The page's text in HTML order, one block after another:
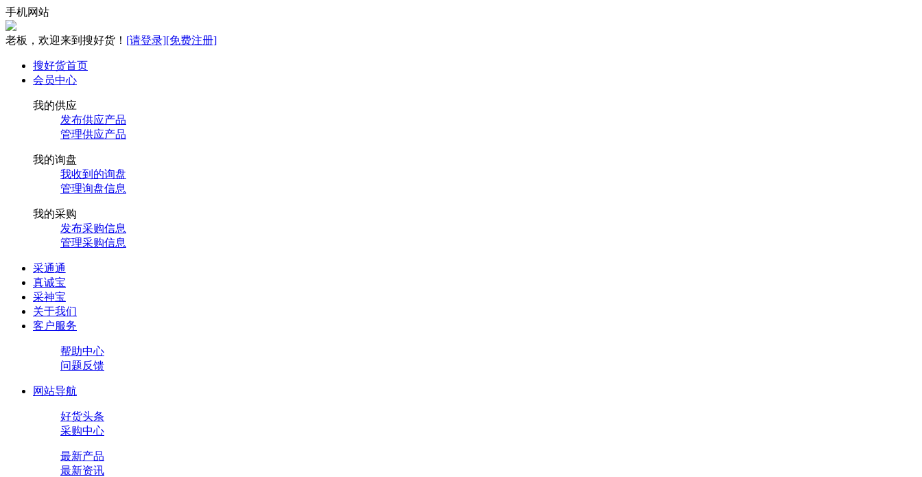
手机网站
老板，欢迎来到搜好货！ [请登录][免费注册]
搜好货首页
会员中心
我的供应
发布供应产品
管理供应产品
我的询盘
我收到的询盘
管理询盘信息
我的采购
发布采购信息
管理采购信息
采通通
真诚宝
采神宝
关于我们
客户服务
帮助中心
问题反馈
网站导航
好货头条
采购中心
最新产品
最新资讯